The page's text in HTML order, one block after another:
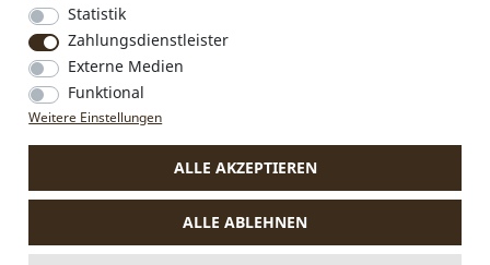
Instagram
Facebook
VERTRAG WIDERRUFEN
Die durchgestrichenen Preise entsprechen dem bisherigen Preis
** Gilt für Lieferungen nach Deutschland. Lieferzeiten für andere
Statistik
Zahlungsdienstleister
Externe Medien
Funktional
Weitere Einstellungen
ALLE AKZEPTIEREN
ALLE ABLEHNEN